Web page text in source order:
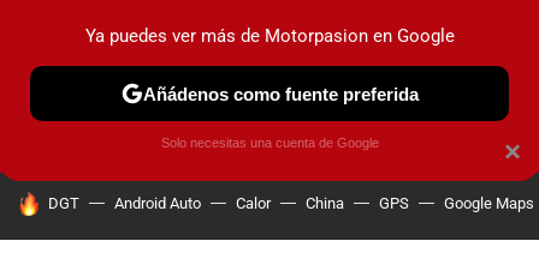
PRUEBAS COCHES ELÉCTRICOS OBSERVATORIO
HOY SE HABLA DE
DGT Android Auto Calor China GPS Google Maps
×
Ya puedes ver más de Motorpasion en Google
Añádenos como fuente preferida
Solo necesitas una cuenta de Google